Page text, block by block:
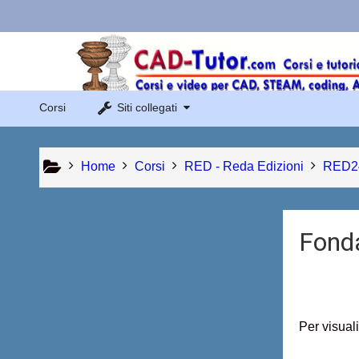
Links Menu
Sito di Corsi in Rete
Sito dei corsi online di AutoCAD
Corsi Siti collegati
Home Corsi RED - Reda Edizioni
Per